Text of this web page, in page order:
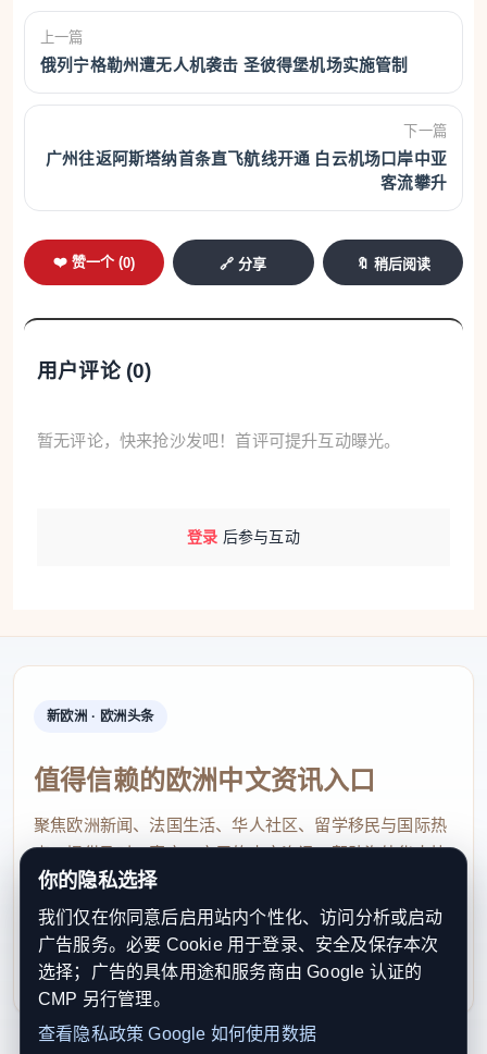
等应急物资，并开放车厢为执勤人员提供临时休憩纳
凉场地。厦门将做好32个考点周边154条公交线路的
保障工作，在考前及考后时段视客流情况适时加密班
次密度。漳州组织23条途经考点公交线路、166辆公
交车投入送考保障，为考生提供免费乘车服务。同
时，在主城区8个考点设置爱心志愿服务站点，并配
将临时开通10条“爱心送考”公交专线、投入530辆公交
加密考点周边及考生集中居住区域的公交班次，发班
密度将提升30%以上；开通高考定制专线，为寄宿及
务；所有考生可免费乘坐全市公交线路。
车及优秀司机组建爱心送考车队，覆盖全部考点。采
报新闻热线和福建交通广播报名热线等方式预约送考
急指挥小组，将召集200辆车组建专属车队，采取“预
出行需求。厦门组织运输企业开展“爱心送考”活动，
遴选优秀驾驶员组建车队；考生可预约或招手搭乘专
属爱心车辆，车辆配齐应急物资，护航考生赶考。宁
德组织“爱心送考车队”，落实消毒通风措施，考生凭
准考证免费搭乘；提供招手即停、定点接送及电话预
约“一对一”送考服务；针对残疾及特殊考生提供预约
平台。平潭将组织86辆巡游车及200辆网约车参与运
上一篇
俄列宁格勒州遭无人机袭击 圣彼得堡机场实施管制
下一篇
广州往返阿斯塔纳首条直飞航线开通 白云机场口岸中亚
客流攀升
❤️ 赞一个 (0) 🔗 分享 🔖 稍后阅读
用户评论 (0)
暂无评论，快来抢沙发吧！首评可提升互动曝光。
登录 后参与互动
新欧洲 · 欧洲头条
值得信赖的欧洲中文资讯入口
聚焦欧洲新闻、法国生活、华人社区、留学移民与国际热
点，提供及时、真实、实用的中文资讯，帮助海外华人快
速了解欧洲动态。
contact@xinouzhou.com
服务支持、版权与合作：工作日优先处理站务、投稿与权
利通知
你的隐私选择
我们仅在你同意后启用站内个性化、访问分析或启动
广告服务。必要 Cookie 用于登录、安全及保存本次
选择；广告的具体用途和服务商由 Google 认证的
CMP 另行管理。
查看隐私政策 Google 如何使用数据